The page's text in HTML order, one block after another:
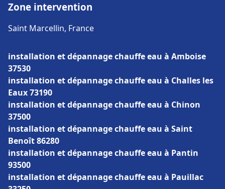
Zone intervention
Saint Marcellin, France
installation et dépannage chauffe eau à Amboise
37530
installation et dépannage chauffe eau à Challes les
Eaux 73190
installation et dépannage chauffe eau à Chinon
37500
installation et dépannage chauffe eau à Saint
Benoît 86280
installation et dépannage chauffe eau à Pantin
93500
installation et dépannage chauffe eau à Pauillac